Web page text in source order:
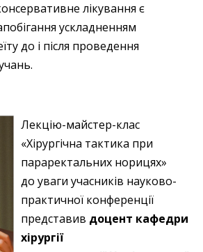
лікування є
ускладненням
до і після проведення
Лекцію-майстер-клас
«Хірургічна тактика при
параректальних норицях»
до уваги учасників науково-
практичної конференції
представив доцент кафедри
хірургії